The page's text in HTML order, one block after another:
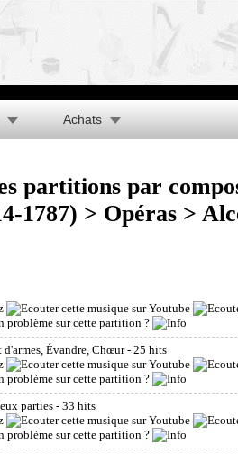
Achats
partitions par
1787) > Opéras >
Évandre, Chœur - 25 hits
parties - 33 hits